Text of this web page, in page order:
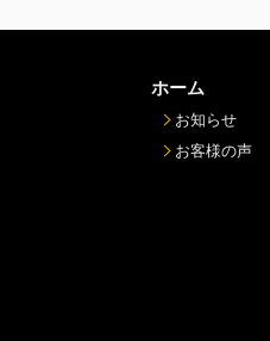
ホーム
お知らせ
お客様の声